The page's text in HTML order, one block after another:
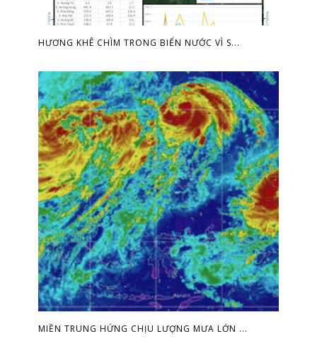
HƯƠNG KHÊ CHÌM TRONG BIỂN NƯỚC VÌ S...
MIỀN TRUNG HỨNG CHỊU LƯỢNG MƯA LỚN ...